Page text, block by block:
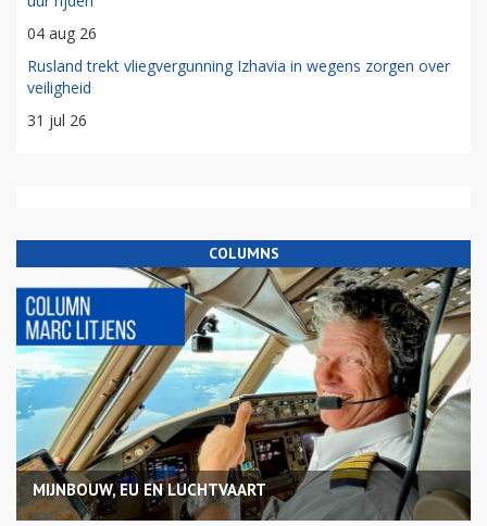
04 aug 26
Rusland trekt vliegvergunning Izhavia in wegens zorgen over
veiligheid
31 jul 26
COLUMNS
MIJNBOUW, EU EN LUCHTVAART